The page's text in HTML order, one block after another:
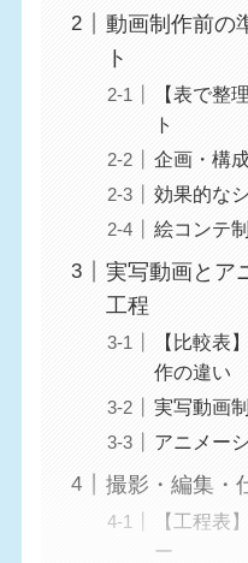
動画制作前の
ト
【表で整
ト
企画・構
効果的な
絵コンテ
実写動画とア
工程
【比較表
作の違い
実写動画
アニメー
撮影・編集・
【工程表
ー